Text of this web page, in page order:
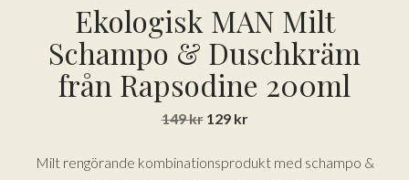
Ekologisk MAN Milt
Schampo & Duschkräm
från Rapsodine 200ml
149kr Det
priset
129 krDet
priset
Milt rengörande kombinationsprodukt med schampo &